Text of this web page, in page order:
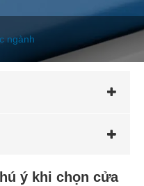
ngành
ý khi chọn cửa